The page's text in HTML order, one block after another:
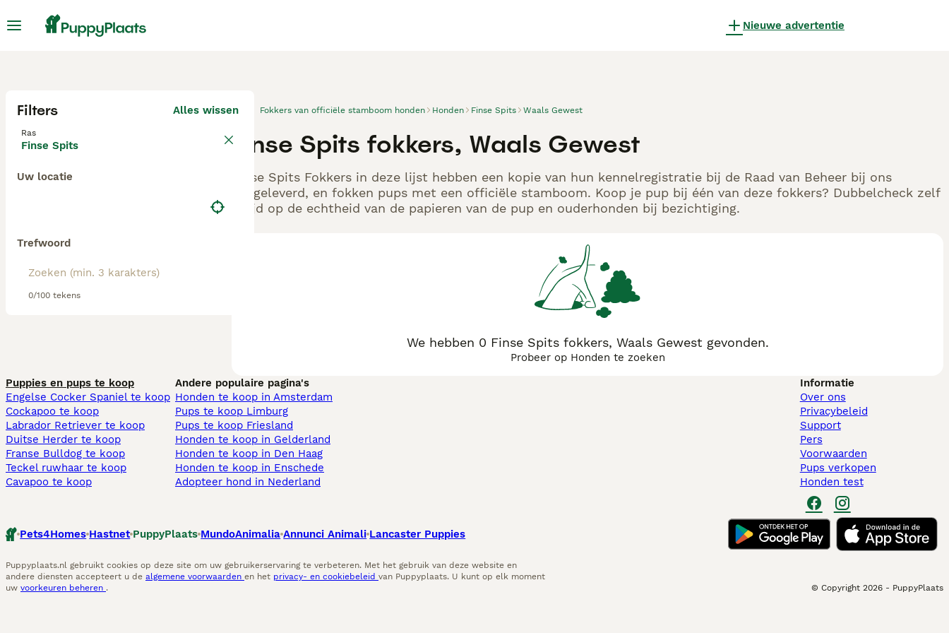
Nieuwe advertentie
Filters Alles wissen
Ras
Finse Spits
Uw locatie
Trefwoord
0/100 tekens
Fokkers van officiële stamboom honden Honden Finse Spits Waals Gewest
Finse Spits fokkers, Waals Gewest
Finse Spits Fokkers in deze lijst hebben een kopie van hun kennelregistratie bij de Raad van Beheer bij ons
aangeleverd, en fokken pups met een officiële stamboom. Koop je pup bij één van deze fokkers? Dubbelcheck zelf
altijd op de echtheid van de papieren van de pup en ouderhonden bij bezichtiging.
We hebben 0 Finse Spits fokkers, Waals Gewest gevonden.
Probeer op Honden te zoeken
Puppies en pups te koop
Engelse Cocker Spaniel te koop
Cockapoo te koop
Labrador Retriever te koop
Duitse Herder te koop
Franse Bulldog te koop
Teckel ruwhaar te koop
Cavapoo te koop
Andere populaire pagina's
Honden te koop in Amsterdam
Pups te koop Limburg​
Pups te koop Friesland​
Honden te koop in Gelderland
Honden te koop in Den Haag
Honden te koop in Enschede
Adopteer hond in Nederland
Informatie
Over ons
Privacybeleid
Support
Pers
Voorwaarden
Pups verkopen
Honden test
Pets4Homes Hastnet PuppyPlaats MundoAnimalia Annunci Animali Lancaster Puppies
Puppyplaats.nl gebruikt cookies op deze site om uw gebruikerservaring te verbeteren. Met het gebruik van deze website en
andere diensten accepteert u de algemene voorwaarden en het privacy- en cookiebeleid van Puppyplaats. U kunt op elk moment
uw voorkeuren beheren . © Copyright 2026 - PuppyPlaats